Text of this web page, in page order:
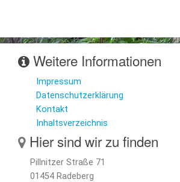
Weitere Informationen
Impressum
Datenschutzerklärung
Kontakt
Inhaltsverzeichnis
Hier sind wir zu finden
Pillnitzer Straße 71
01454 Radeberg